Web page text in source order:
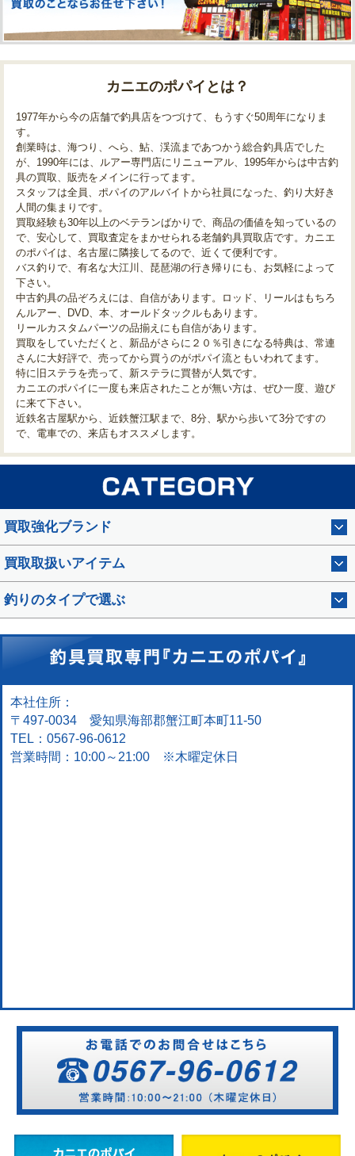
カニエのポパイとは？
1977年から今の店舗で釣具店をつづけて、もうすぐ50周年になりま
す。
創業時は、海つり、へら、鮎、渓流まであつかう総合釣具店でした
が、1990年には、ルアー専門店にリニューアル、1995年からは中古釣
具の買取、販売をメインに行ってます。
スタッフは全員、ポパイのアルバイトから社員になった、釣り大好き
人間の集まりです。
買取経験も30年以上のベテランばかりで、商品の価値を知っているの
で、安心して、買取査定をまかせられる老舗釣具買取店です。カニエ
のポパイは、名古屋に隣接してるので、近くて便利です。
バス釣りで、有名な大江川、琵琶湖の行き帰りにも、お気軽によって
下さい。
中古釣具の品ぞろえには、自信があります。ロッド、リールはもちろ
んルアー、DVD、本、オールドタックルもあります。
リールカスタムパーツの品揃えにも自信があります。
買取をしていただくと、新品がさらに２０％引きになる特典は、常連
さんに大好評で、売ってから買うのがポパイ流ともいわれてます。
特に旧ステラを売って、新ステラに買替が人気です。
カニエのポパイに一度も来店されたことが無い方は、ぜひ一度、遊び
に来て下さい。
近鉄名古屋駅から、近鉄蟹江駅まで、8分、駅から歩いて3分ですの
で、電車での、来店もオススメします。
買取強化ブランド
買取取扱いアイテム
釣りのタイプで選ぶ
本社住所：
〒497-0034 愛知県海部郡蟹江町本町11-50
TEL：0567-96-0612
営業時間：10:00～21:00 ※木曜定休日